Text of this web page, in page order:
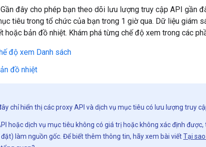
đây cho phép bạn theo dõi lưu lượng truy cập API gần
tiêu trong tổ chức của bạn trong 1 giờ qua. Dữ liệu giám
hoặc bản đồ nhiệt. Khám phá từng chế độ xem trong các
độ xem Danh sách
đồ nhiệt
chỉ hiển thị các proxy API và dịch vụ mục tiêu có lưu lượng truy
hoặc dịch vụ mục tiêu không có giá trị hoặc không xác định
làm nguồn gốc. Để biết thêm thông tin, hãy xem bài viếtTại